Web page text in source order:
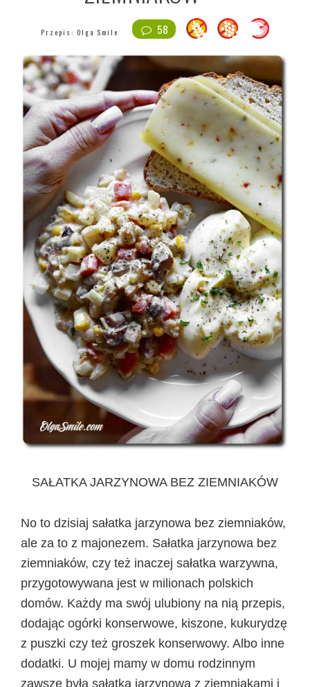
58
Przepis:Olga Smile
SAŁATKA JARZYNOWA BEZ ZIEMNIAKÓW
No to dzisiaj sałatka jarzynowa bez ziemniaków,
ale za to z majonezem. Sałatka jarzynowa bez
ziemniaków, czy też inaczej sałatka warzywna,
przygotowywana jest w milionach polskich
domów. Każdy ma swój ulubiony na nią przepis,
dodając ogórki konserwowe, kiszone, kukurydzę
z puszki czy też groszek konserwowy. Albo inne
dodatki. U mojej mamy w domu rodzinnym
zawsze była sałatka jarzynowa z ziemniakami i